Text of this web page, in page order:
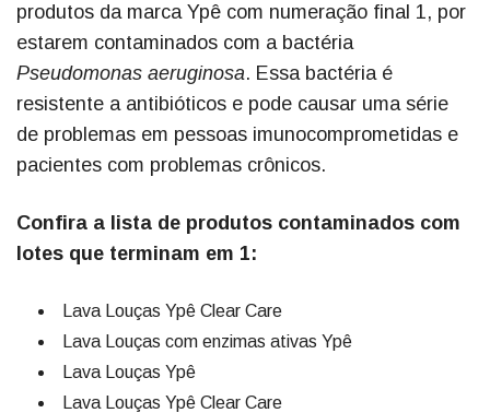
produtos da marca Ypê com numeração final 1, por
estarem contaminados com a bactéria
Pseudomonas aeruginosa. Essa bactéria é
resistente a antibióticos e pode causar uma série
de problemas em pessoas imunocomprometidas e
pacientes com problemas crônicos.
Confira a lista de produtos contaminados com
lotes que terminam em 1:
Lava Louças Ypê Clear Care
Lava Louças com enzimas ativas Ypê
Lava Louças Ypê
Lava Louças Ypê Clear Care